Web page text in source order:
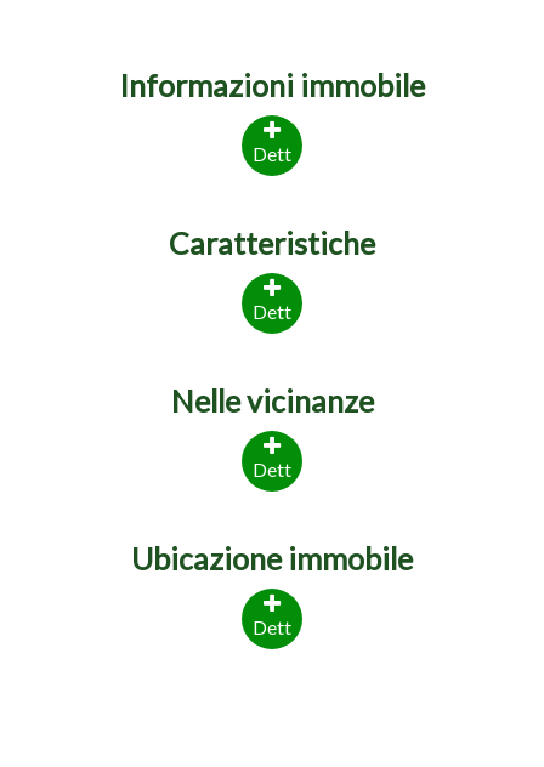
Informazioni immobile
Dett
Caratteristiche
Dett
Nelle vicinanze
Dett
Ubicazione immobile
Dett